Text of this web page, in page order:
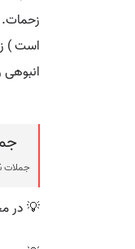
است )
جملات
💡 در